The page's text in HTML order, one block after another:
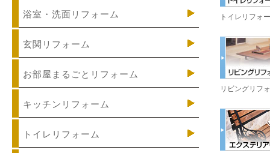
トイレリフォ
リビングリフ
浴室・洗面リフォーム
玄関リフォーム
お部屋まるごとリフォーム
キッチンリフォーム
トイレリフォーム